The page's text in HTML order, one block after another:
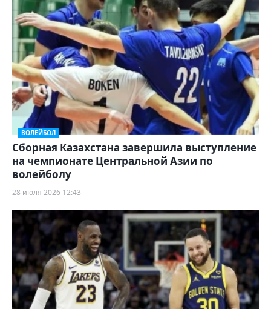
ВОЛЕЙБОЛ
Сборная Казахстана завершила выступление
на чемпионате Центральной Азии по
волейболу
28 июля 2026 12:43